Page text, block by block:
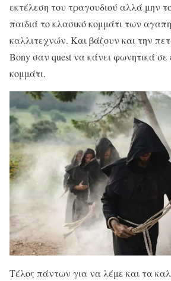
εκτέλεση του τραγουδιού αλλά μην
παιδιά το κλασικό κομμάτι των
καλλιτεχνών. Και βάζουν και την
Bony σαν quest να κάνει φωνητικά σε
κομμάτι.
Τέλος πάντων για να λέμε και τα